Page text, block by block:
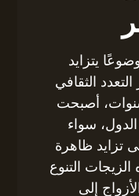
يتزايد
الثقافي
أصبحت
سواء
تزايد ظاهرة
التنوع
إلى